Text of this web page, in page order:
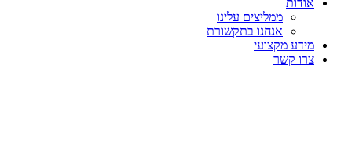
אודות
ממליצים עלינו
אנחנו בתקשורת
מידע מקצועי
צרו קשר